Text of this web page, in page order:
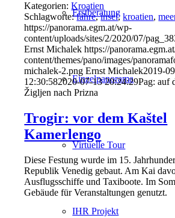
Erstberatung
Einzelpanorama
Virtuelle Tour
IHR Projekt
Kategorien:Kroatien
Schlagworte:fähre,insel,kroatien,
https://panorama.egm.at/wp-
content/uploads/sites/2/2020/07/
Ernst Michalek https://
content/themes/pano/images/
michalek-2.png Ernst Michalek2019-
12:30:582020-07-13 20:24:29Pag: auf
Žigljen nach Prizna
Trogir: vor dem Kaštel
Kamerlengo
Diese Festung wurde im 15.
Republik Venedig gebaut. Am Kai
Ausflugsschiffe und Taxiboote. Im
Gebäude für Veranstaltungen genutzt.